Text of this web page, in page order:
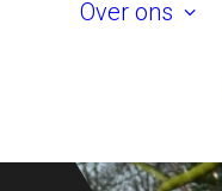
Over ons